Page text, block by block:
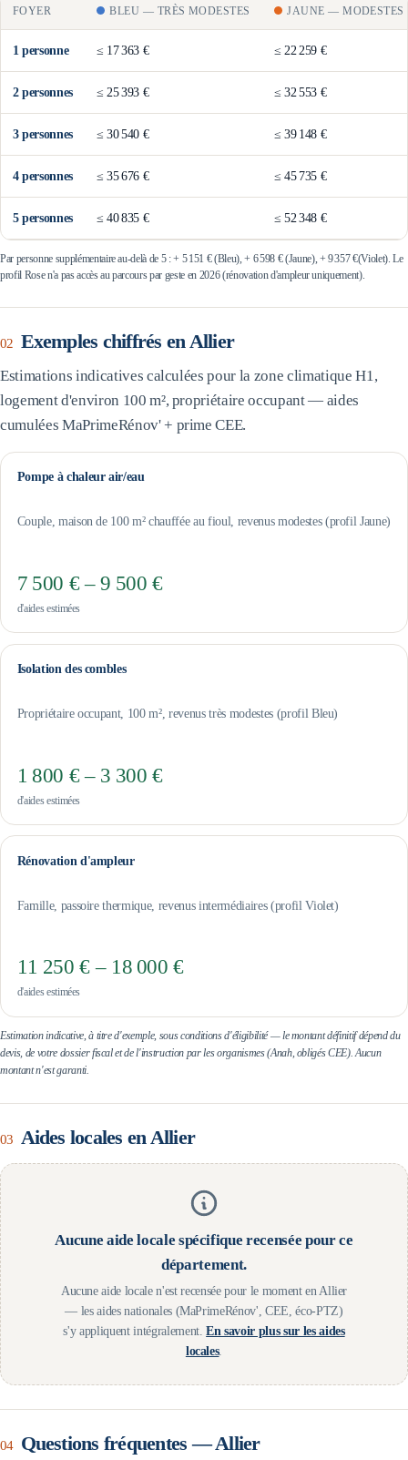
FOYER BLEU — TRÈS MODESTES JAUNE —MODESTES
1 personne ≤ 17 363 € ≤ 22 259 €
2personnes ≤ 25 393 € ≤32 553 €
3personnes ≤30 540 € ≤39 148 €
4personnes ≤35 676 € ≤45 735 €
5personnes ≤40 835 € ≤52 348 €
Par personne supplémentaire au-delà de 5 : + 5 151 €(Bleu), + 6 598 €(Jaune), + 9 357 €(Violet). Le
profil Rose n'a pas accès au parcours par geste en 2026 (rénovation d'ampleur uniquement).
02 Exemples chiffrés enAllier
Estimations indicatives calculées pour la zone climatique H1 ,
logement d'environ 100 m², propriétaire occupant — aides
cumulées MaPrimeRénov' + prime CEE.
Pompe à chaleur air/eau
Couple, maison de 100 m² chauffée au fioul, revenus modestes (profil Jaune)
7 500 € – 9 500 €
d'aides estimées
Isolation des combles
Propriétaire occupant, 100 m², revenus très modestes (profil Bleu)
1 800 € – 3 300 €
d'aides estimées
Rénovation d'ampleur
Famille, passoire thermique, revenus intermédiaires (profil Violet)
11 250 € – 18 000 €
d'aides estimées
Estimation indicative, à titre d'exemple, sous conditions d'éligibilité — le montant définitif dépend du
devis, de votre dossier fiscal et de l'instruction par les organismes (Anah, obligés CEE). Aucun
montant n'est garanti.
03 Aides locales enAllier
Aucune aide locale spécifique recensée pour ce
département.
Aucune aide locale n'est recensée pour le moment enAllier
— les aides nationales (MaPrimeRénov', CEE, éco-PTZ)
s'y appliquent intégralement. En savoir plus sur les aides
locales.
04 Questions fréquentes —Allier